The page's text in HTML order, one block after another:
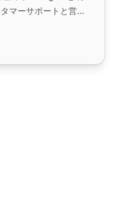
マーサポートと営業